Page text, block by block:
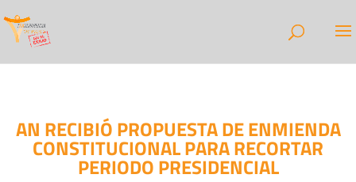
AN RECIBIÓ PROPUESTA DE ENMIENDA
CONSTITUCIONAL PARA RECORTAR
PERIODO PRESIDENCIAL